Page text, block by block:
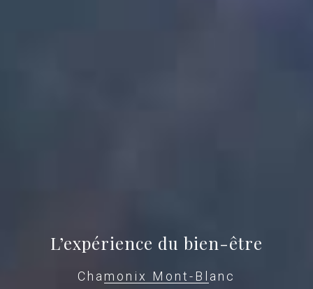
L’expérience du bien-être
Chamonix Mont-Blanc